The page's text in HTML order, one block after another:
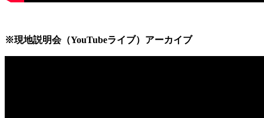
※現地説明会（YouTubeライブ）アーカイブ